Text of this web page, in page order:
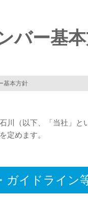
バー基
基本方針
（以下、「当社」と
定めます。
ガイドライン